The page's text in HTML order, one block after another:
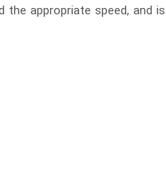
the appropriate speed, and